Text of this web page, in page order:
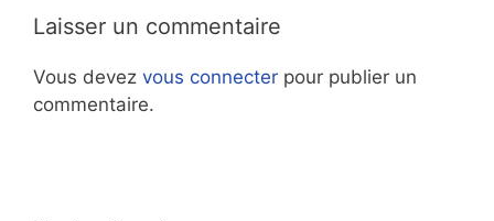
Laisser un commentaire
Vous devez vous connecter pour publier un
commentaire.